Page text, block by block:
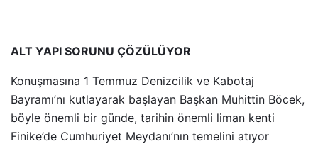
ALT YAPI SORUNU ÇÖZÜLÜYOR
Konuşmasına 1 Temmuz Denizcilik ve Kabotaj
Bayramı’nı kutlayarak başlayan Başkan Muhittin Böcek,
böyle önemli bir günde, tarihin önemli liman kenti
Finike’de Cumhuriyet Meydanı’nın temelini atıyor